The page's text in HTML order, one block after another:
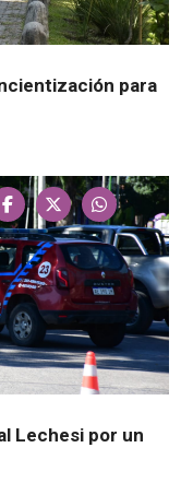
para
Lechesi por un